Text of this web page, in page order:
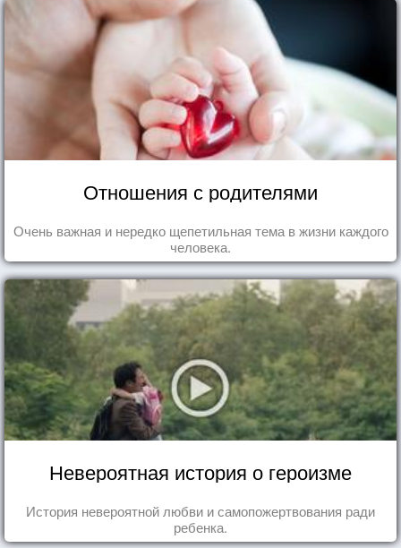
Отношения с родителями
Очень важная и нередко щепетильная тема в жизни каждого
человека.
Невероятная история о героизме
История невероятной любви и самопожертвования ради
ребенка.